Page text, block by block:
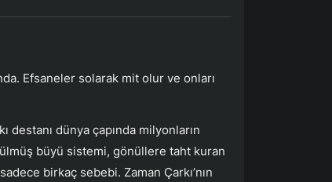
Efsaneler solarak mit olur ve onları
destanı dünya çapında milyonların
büyü sistemi, gönüllere taht kuran
birkaç sebebi. Zaman Çarkı’nın